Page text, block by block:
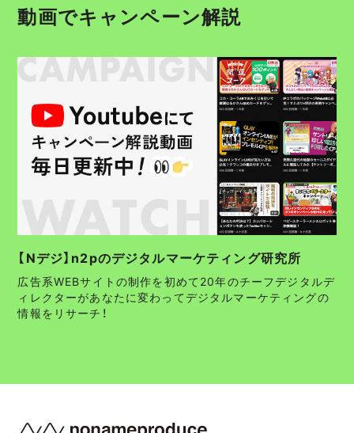
動画でキャンペーン解説
【Nデジ】n2pのデジタルマーケティング研究所
広告系WEBサイトの制作を初めて20年のチーフデジタルデ
ィレクターがあなたに変わってデジタルマーケティングの
情報をリサーチ！